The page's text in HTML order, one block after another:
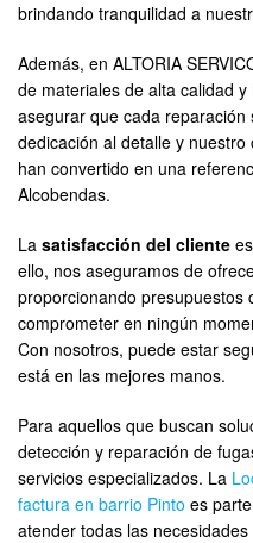
brindando tranquilidad a
Además, en ALTORIA
de materiales de alta calidad
asegurar que cada
dedicación al detalle y
han convertido en una
Alcobendas.
La satisfacción del cliente
ello, nos aseguramos de
proporcionando presupuestos
comprometer en ningún
Con nosotros, puede estar
está en las mejores manos.
Para aquellos que buscan
detección y reparación de
servicios especializados. La
factura en barrio Pinto es
atender todas las